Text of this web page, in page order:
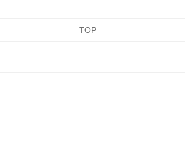
TOP